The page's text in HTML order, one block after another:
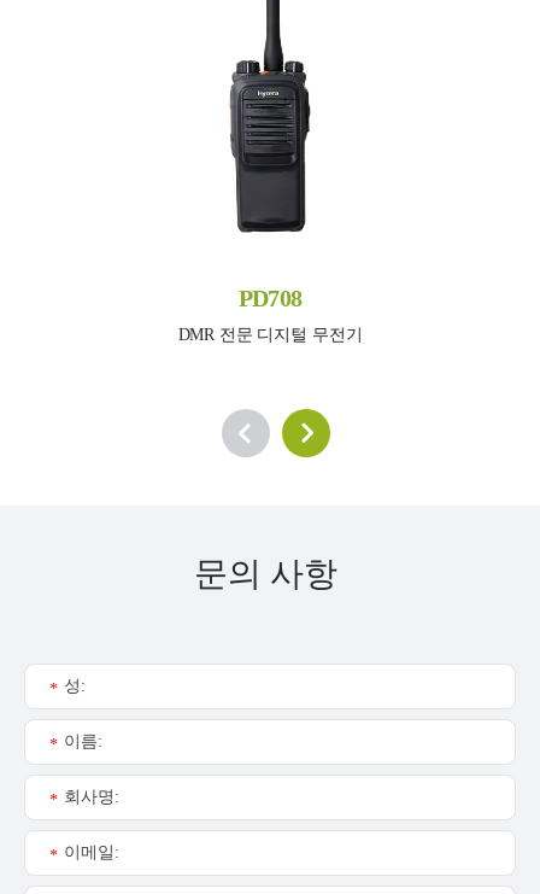
PD708
DMR 전문 디지털 무전기
문의 사항
성:
*
이름:
*
회사명:
*
이메일:
*